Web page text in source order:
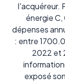
l'acquéreur.
énergie
dépenses
: entre
2022 et
exposé